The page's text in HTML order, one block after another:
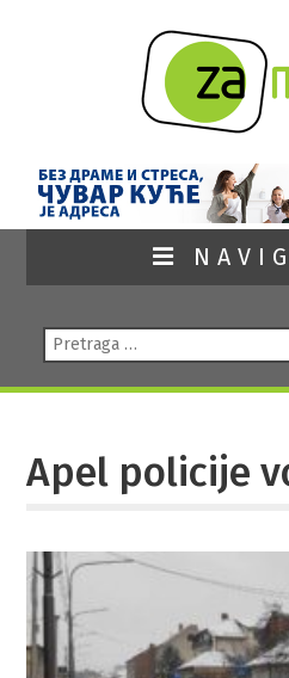
Pretraga:
Apel policije